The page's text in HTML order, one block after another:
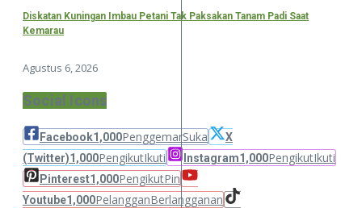
Diskatan Kuningan Imbau Petani Tak Paksakan Tanam Padi Saat
Kemarau
Agustus 6, 2026
Social Icons
Facebook1,000PenggemarSuka
X
(Twitter)1,000PengikutIkuti Instagram1,000PengikutIkuti
Pinterest1,000PengikutPin
Youtube1,000PelangganBerlangganan